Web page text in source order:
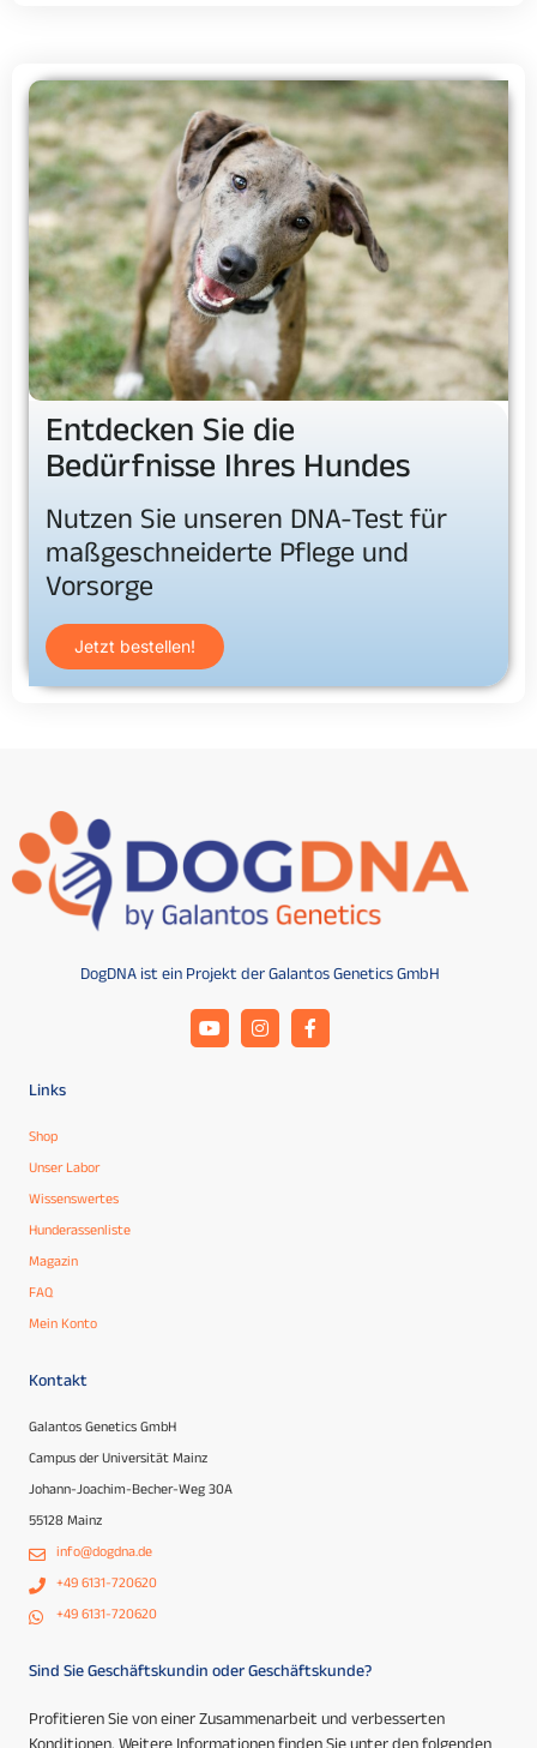
Entdecken Sie die
Bedürfnisse Ihres Hundes
Nutzen Sie unseren DNA-Test für
maßgeschneiderte Pflege und
Vorsorge
Jetzt bestellen!
DogDNA ist ein Projekt der Galantos Genetics GmbH
Links
Shop
Unser Labor
Wissenswertes
Hunderassenliste
Magazin
FAQ
Mein Konto
Kontakt
Galantos Genetics GmbH
Campus der Universität Mainz
Johann-Joachim-Becher-Weg 30A
55128 Mainz
info@dogdna.de
+49 6131-720620
+49 6131-720620
Sind Sie Geschäftskundin oder Geschäftskunde?
Profitieren Sie von einer Zusammenarbeit und verbesserten